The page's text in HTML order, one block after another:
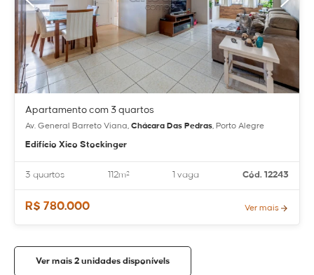
Apartamento com 3 quartos
Av. General Barreto Viana, Chácara Das Pedras, Porto Alegre
Edifício Xico Stockinger
3 quartos 112m² 1 vaga Cód. 12243
R$ 780.000 Ver mais
Ver mais 2 unidades disponívels